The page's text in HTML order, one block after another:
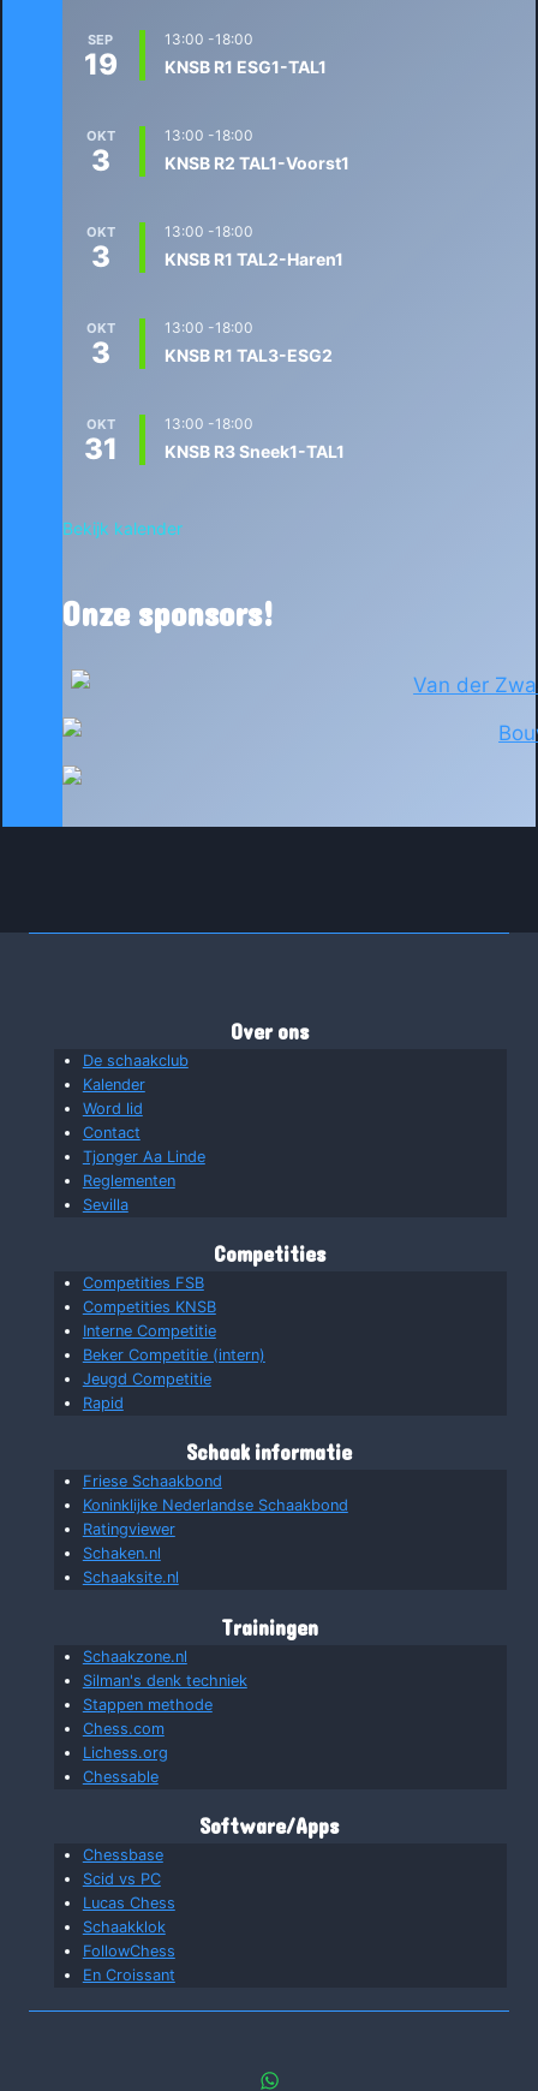
SEP
19
13:00 -18:00
KNSB R1 ESG1-TAL1
OKT
3
13:00 -18:00
KNSB R2 TAL1-Voorst1
OKT
3
13:00 -18:00
KNSB R1 TAL2-Haren1
OKT
3
13:00 -18:00
KNSB R1 TAL3-ESG2
OKT
31
13:00 -18:00
KNSB R3 Sneek1-TAL1
Bekijk kalender
Onze sponsors!
Over ons
De schaakclub
Kalender
Word lid
Contact
Tjonger Aa Linde
Reglementen
Sevilla
Competities
Competities FSB
Competities KNSB
Interne Competitie
Beker Competitie (intern)
Jeugd Competitie
Rapid
Schaak informatie
Friese Schaakbond
Koninklijke Nederlandse Schaakbond
Ratingviewer
Schaken.nl
Schaaksite.nl
Trainingen
Schaakzone.nl
Silman's denk techniek
Stappen methode
Chess.com
Lichess.org
Chessable
Software/Apps
Chessbase
Scid vs PC
Lucas Chess
Schaakklok
FollowChess
En Croissant